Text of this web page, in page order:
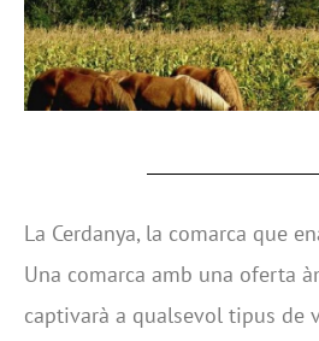
La Cerdanya, la comarca que
Una comarca amb una oferta
captivarà a qualsevol tipus de